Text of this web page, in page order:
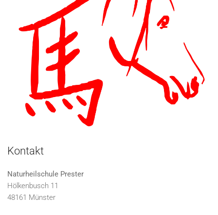
Kontakt
Naturheilschule Prester
Hölkenbusch 11
48161 Münster